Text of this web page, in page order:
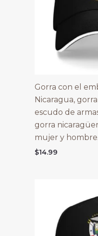
Gorra con el
Nicaragua,
escudo de
gorra
mujer y hombre.
$14.99